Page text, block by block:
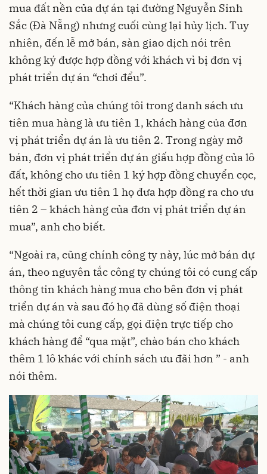
mua đất nền của dự án tại đường Nguyễn Sinh
Sắc (Đà Nẵng) nhưng cuối cùng lại hủy lịch. Tuy
nhiên, đến lễ mở bán, sàn giao dịch nói trên
không ký được hợp đồng với khách vì bị đơn vị
phát triển dự án “chơi đểu”.
“Khách hàng của chúng tôi trong danh sách ưu
tiên mua hàng là ưu tiên 1, khách hàng của đơn
vị phát triển dự án là ưu tiên 2. Trong ngày mở
bán, đơn vị phát triển dự án giấu hợp đồng của lô
đất, không cho ưu tiên 1 ký hợp đồng chuyển cọc,
hết thời gian ưu tiên 1 họ đưa hợp đồng ra cho ưu
tiên 2 – khách hàng của đơn vị phát triển dự án
mua”, anh cho biết.
“Ngoài ra, cũng chính công ty này, lúc mở bán dự
án, theo nguyên tắc công ty chúng tôi có cung cấp
thông tin khách hàng mua cho bên đơn vị phát
triển dự án và sau đó họ đã dùng số điện thoại
mà chúng tôi cung cấp, gọi điện trực tiếp cho
khách hàng để “qua mặt”, chào bán cho khách
thêm 1 lô khác với chính sách ưu đãi hơn ” - anh
nói thêm.